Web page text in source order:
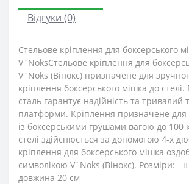
Відгуки (0)
Стельове кріплення для боксерського
V`NoksСтельове кріплення для
V`Noks (Вінокс) призначене для
кріплення боксерського мішка до
сталь гарантує надійність та тривалий
платформи. Кріплення призначене для
із боксерськими грушами вагою до 100
стелі здійснюється за допомогою 4-х
кріплення для боксерського мішка
символікою V`Noks (Вінокс). Розміри: -
довжина 20 см